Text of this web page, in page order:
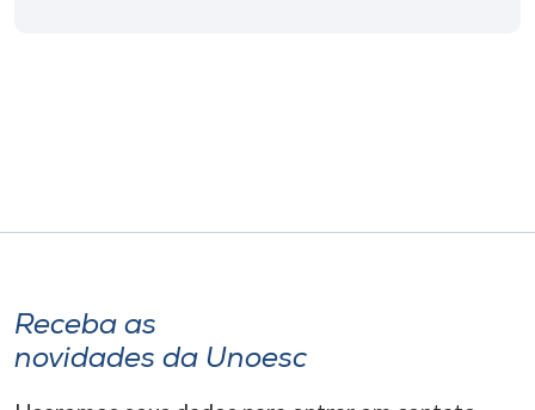
Receba as
novidades da Unoesc